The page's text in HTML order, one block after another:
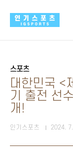
스포츠
대한민국 <
기 출전 선
개!
인기스포츠 2024.